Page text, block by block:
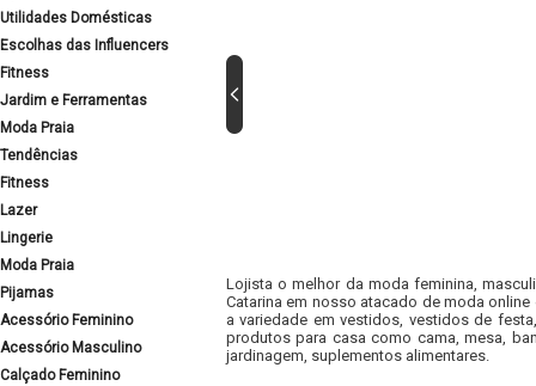
Utilidades Domésticas
Escolhas das Influencers
Fitness
Jardim e Ferramentas
Moda Praia
Tendências
Fitness
Lazer
Lingerie
Moda Praia
Pijamas
Acessório Feminino
Acessório Masculino
Calçado Feminino
Lojista o melhor da moda feminina,
Catarina em nosso atacado de moda
a variedade em vestidos, vestidos de
produtos para casa como cama, mesa,
jardinagem, suplementos alimentares.